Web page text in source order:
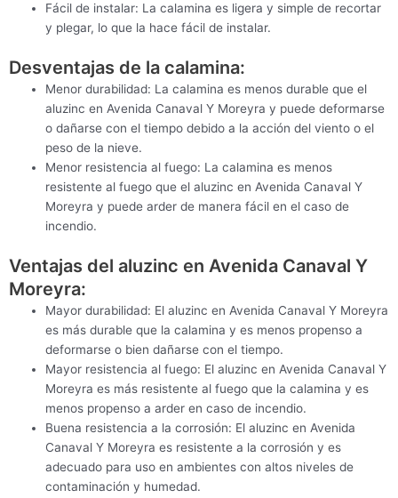
Fácil de instalar: La calamina es ligera y simple de recortar
y plegar, lo que la hace fácil de instalar.
Desventajas de la calamina:
Menor durabilidad: La calamina es menos durable que el
aluzinc en Avenida Canaval Y Moreyra y puede deformarse
o dañarse con el tiempo debido a la acción del viento o el
peso de la nieve.
Menor resistencia al fuego: La calamina es menos
resistente al fuego que el aluzinc en Avenida Canaval Y
Moreyra y puede arder de manera fácil en el caso de
incendio.
Ventajas del aluzinc en Avenida Canaval Y
Moreyra:
Mayor durabilidad: El aluzinc en Avenida Canaval Y Moreyra
es más durable que la calamina y es menos propenso a
deformarse o bien dañarse con el tiempo.
Mayor resistencia al fuego: El aluzinc en Avenida Canaval Y
Moreyra es más resistente al fuego que la calamina y es
menos propenso a arder en caso de incendio.
Buena resistencia a la corrosión: El aluzinc en Avenida
Canaval Y Moreyra es resistente a la corrosión y es
adecuado para uso en ambientes con altos niveles de
contaminación y humedad.